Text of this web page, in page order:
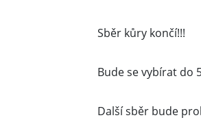
Sběr kůry končí!!!
Bude se vybírat do
Další sběr bude